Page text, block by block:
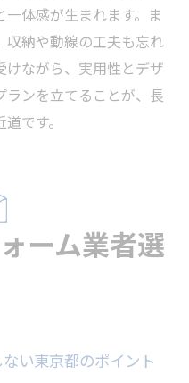
体感が生まれます。ま
収納や動線の工夫も忘れ
ながら、実用性とデザ
ンを立てることが、長
です。
ーム業者選
い東京都のポイント